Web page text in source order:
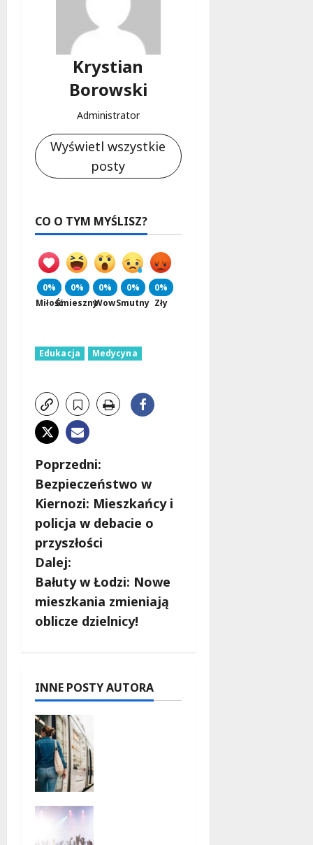
Krystian
Borowski
Administrator
Wyświetl wszystkie
posty
CO O TYM MYŚLISZ?
0%
Miłość
0%
Śmieszny
0%
Wow
0%
Smutny
0%
Zły
Edukacja Medycyna
Z
o
b
a
c
z
i
s
y
Poprzedni:
Bezpieczeństwo w
Kiernozi: Mieszkańcy i
policja w debacie o
przyszłości
Dalej:
Bałuty w Łodzi: Nowe
mieszkania zmieniają
oblicze dzielnicy!
INNE POSTY AUTORA